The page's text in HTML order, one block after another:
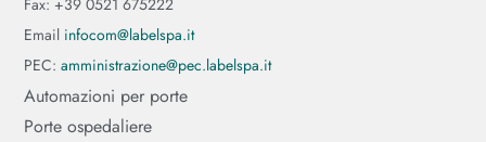
Email infocom@labelspa.it
PEC:amministrazione@pec.labelspa.it
Automazioni per porte
Porte ospedaliere